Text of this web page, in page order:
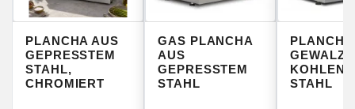
PLANCHA AUS
GEPRESSTEM
STAHL,
CHROMIERT
GAS PLANCHA
AUS
GEPRESSTEM
STAHL
STAHL